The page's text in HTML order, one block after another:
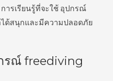
ารเรียนรู้ที่จะใช้ อุปกรณ์
ด้สนุกและมีความปลอดภัย
รณ์ freediving